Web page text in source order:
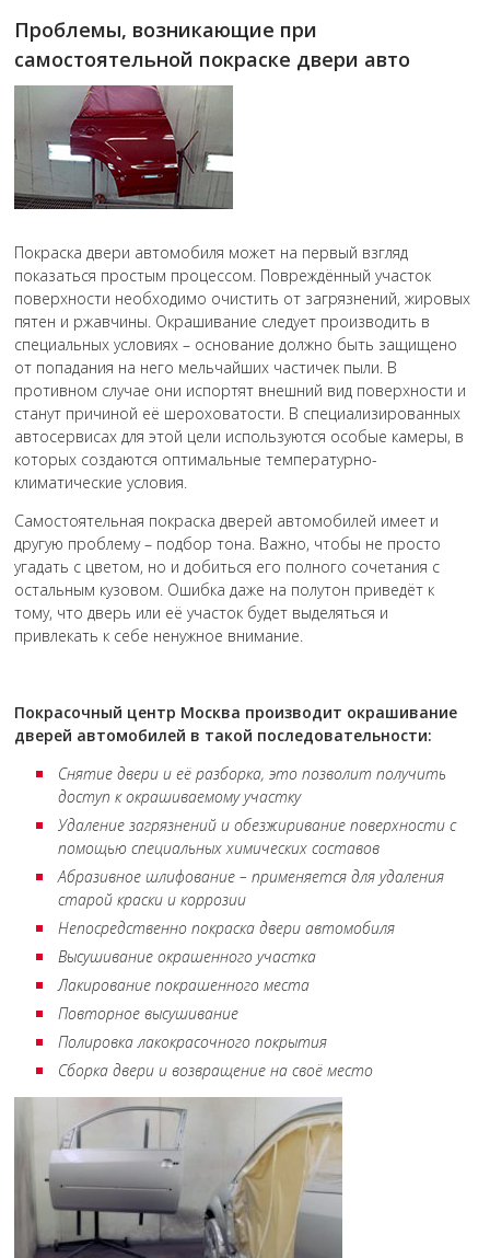
Проблемы, возникающие при
самостоятельной покраске двери авто
Покраска двери автомобиля может на первый взгляд
показаться простым процессом. Повреждённый участок
поверхности необходимо очистить от загрязнений, жировых
пятен и ржавчины. Окрашивание следует производить в
специальных условиях – основание должно быть защищено
от попадания на него мельчайших частичек пыли. В
противном случае они испортят внешний вид поверхности и
станут причиной её шероховатости. В специализированных
автосервисах для этой цели используются особые камеры, в
которых создаются оптимальные температурно-
климатические условия.
Самостоятельная покраска дверей автомобилей имеет и
другую проблему – подбор тона. Важно, чтобы не просто
угадать с цветом, но и добиться его полного сочетания с
остальным кузовом. Ошибка даже на полутон приведёт к
тому, что дверь или её участок будет выделяться и
привлекать к себе ненужное внимание.
Покрасочный центр Москва производит окрашивание
дверей автомобилей в такой последовательности:
Снятие двери и её разборка, это позволит получить
доступ к окрашиваемому участку
Удаление загрязнений и обезжиривание поверхности с
помощью специальных химических составов
Абразивное шлифование – применяется для удаления
старой краски и коррозии
Непосредственно покраска двери автомобиля
Высушивание окрашенного участка
Лакирование покрашенного места
Повторное высушивание
Полировка лакокрасочного покрытия
Сборка двери и возвращение на своё место